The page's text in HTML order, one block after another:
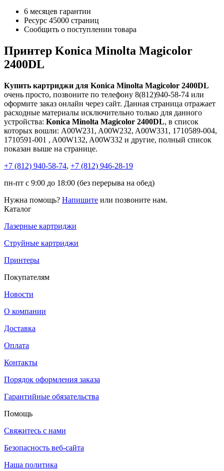
6 месяцев гарантии
Ресурс 45000 страниц
Сообщить о поступлении товара
Принтер Konica Minolta Magicolor
2400DL
Купить картриджи для Konica Minolta Magicolor 2400DL
очень просто, позвоните по телефону 8(812)940-58-74 или
оформите заказ онлайн через сайт. Данная страница отражает
расходные материалы исключительно только для данного
устройства: Konica Minolta Magicolor 2400DL, в список
которых вошли: A00W231, A00W232, A00W331, 1710589-004,
1710591-001 , A00W132, A00W332 и другие, полный список
показан выше на странице.
+7 (812) 940-58-74, +7 (812) 946-28-19
пн-пт с 9:00 до 18:00 (без перерыва на обед)
Нужна помощь? Напишите или позвоните нам.
Каталог
Лазерные картриджи
Струйные картриджи
Принтеры
Покупателям
Новости
О компании
Доставка
Оплата
Контакты
Порядок оформления заказа
Гарантийные обязательства
Помощь
Свяжитесь с нами
Безопасность веб-сайта
Наша политика